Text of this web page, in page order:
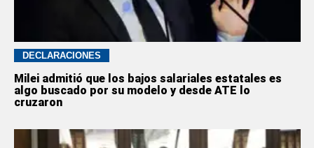
DECLARACIONES
Milei admitió que los bajos salariales estatales es
algo buscado por su modelo y desde ATE lo
cruzaron